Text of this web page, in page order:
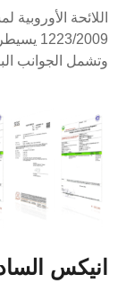
1223/
وتشمل الجوانب
انيكس